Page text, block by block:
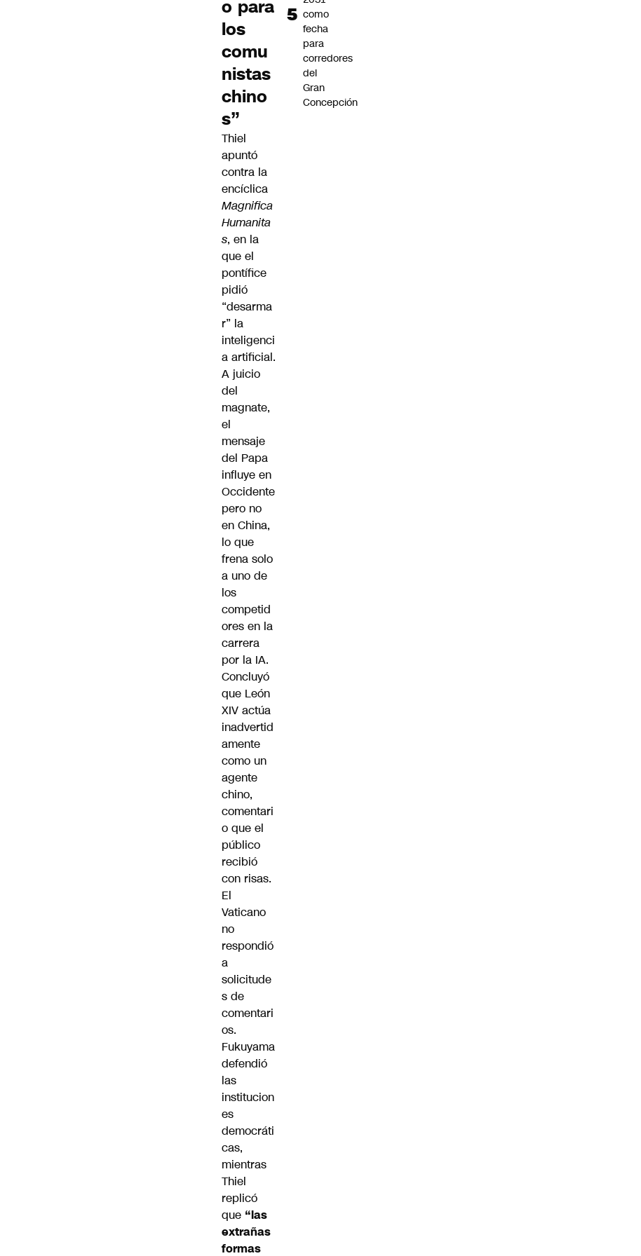
o para
los
comu
nistas
chino
s”
Thiel
apuntó
contra la
encíclica
Magnifica
Humanita
s, en la
que el
pontífice
pidió
“desarma
r” la
inteligenci
a artificial.
A juicio
del
magnate,
el
mensaje
del Papa
influye en
Occidente
pero no
en China,
lo que
frena solo
a uno de
los
competid
ores en la
carrera
por la IA.
Concluyó
que León
XIV actúa
inadvertid
amente
como un
agente
chino,
comentari
o que el
público
recibió
con risas.
El
Vaticano
no
respondió
a
solicitude
s de
comentari
os.
Fukuyama
defendió
las
institucion
es
democráti
cas,
mientras
Thiel
replicó
que “las
extrañas
formas
como
fecha
para
corredores
del
Gran
Concepción